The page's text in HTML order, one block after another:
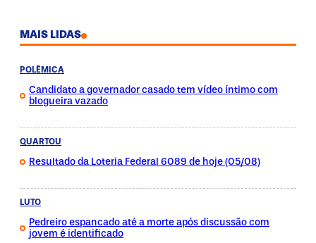
MAIS LIDAS
POLÊMICA
Candidato a governador casado tem vídeo íntimo com
blogueira vazado
QUARTOU
Resultado da Loteria Federal 6089 de hoje (05/08)
LUTO
Pedreiro espancado até a morte após discussão com
jovem é identificado